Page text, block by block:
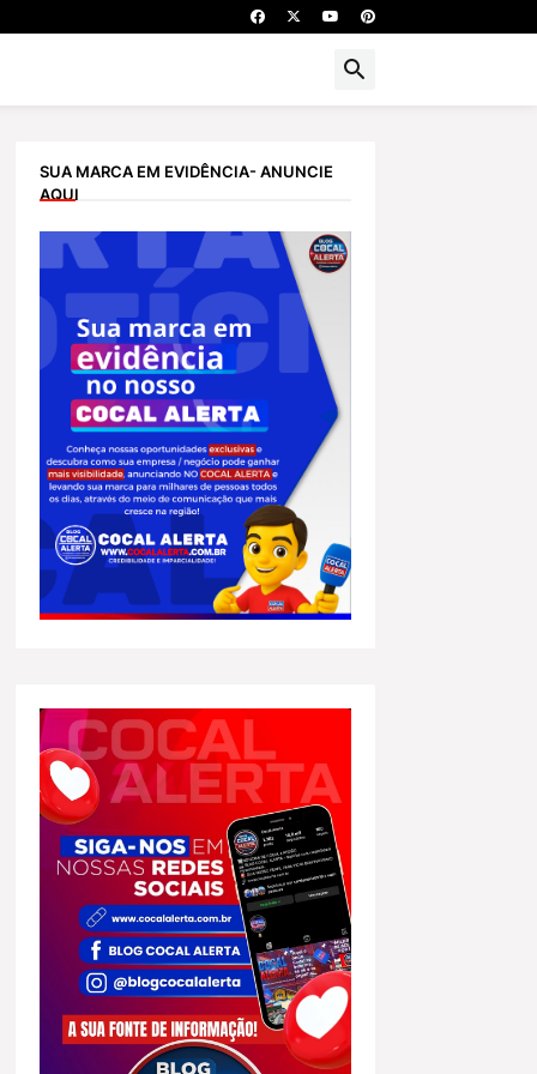
SUA MARCA EM EVIDÊNCIA- ANUNCIE
AQUI